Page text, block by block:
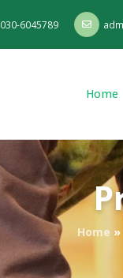
030-6045789
Home
Home »